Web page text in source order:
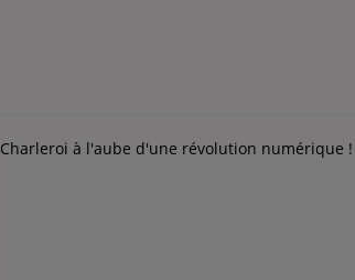
Charleroi à l'aube d'une révolution numérique !